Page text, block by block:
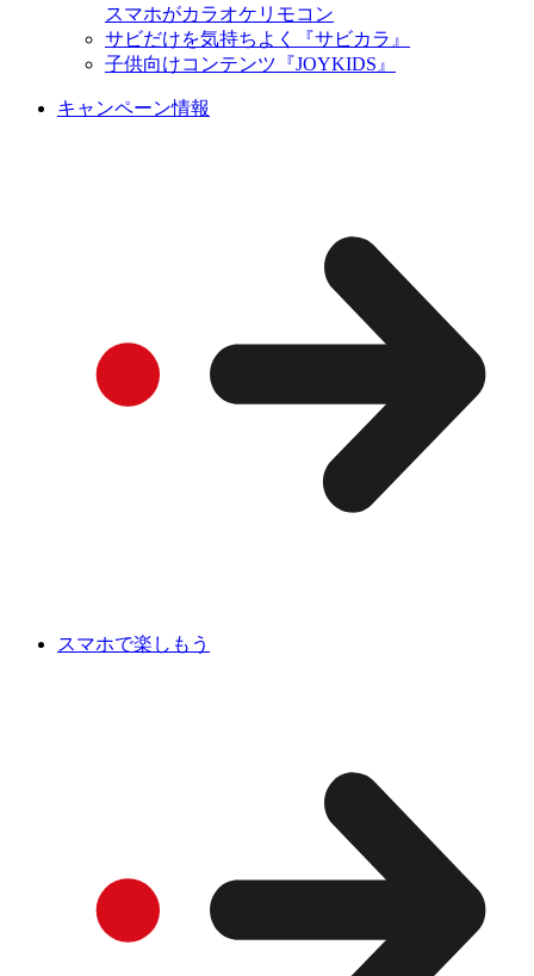
スマホがカラオケリモコン
サビだけを気持ちよく『サビカラ』
子供向けコンテンツ『JOYKIDS』
キャンペーン情報
スマホで楽しもう